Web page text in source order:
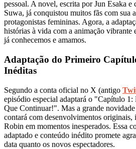
pessoal. A novel, escrita por Jun Esaka e
Suwa, já conquistou muitos fãs com sua
protagonistas femininas. Agora, a
histórias à vida com a animação vibrante
já conhecemos e amamos.
Adaptação do Primeiro
Inéditas
Segundo a conta oficial no X (antigo
episódio especial adaptará o "Capítulo
Que Continuar!". Mas a grande
contará com desenvolvimentos
Robin em momentos inesperados. Essa
adaptado e conteúdo inédito promete
data quanto os novos espectadores.